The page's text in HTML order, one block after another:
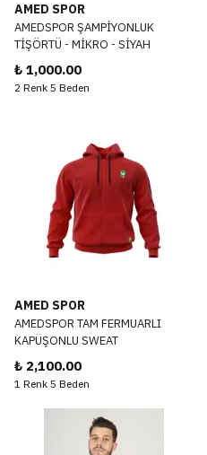
AMED SPOR
AMEDSPOR ŞAMPİYONLUK
TİŞÖRTÜ - MİKRO - SİYAH
₺ 1,000.00
2 Renk 5 Beden
AMED SPOR
AMEDSPOR TAM FERMUARLI
KAPÜŞONLU SWEAT
₺ 2,100.00
1 Renk 5 Beden